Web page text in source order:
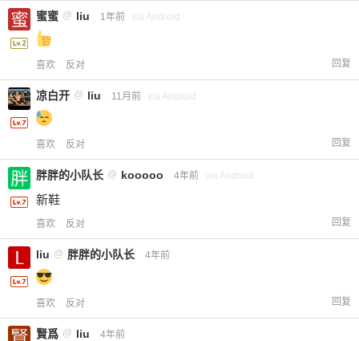
蜜蜜 @ liu 1年前 via Android
喜欢 反对 回复
凉白开 @ liu 11月前 via Android
喜欢 反对 回复
胖胖的小队长 @ kooooo 4年前 via Android
新鞋
喜欢 反对 回复
liu @ 胖胖的小队长 4年前
喜欢 反对 回复
賢爲 @ liu 4年前